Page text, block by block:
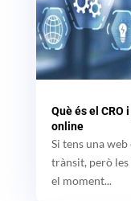
Què és el CRO
online
Si tens una
trànsit, però
el moment...